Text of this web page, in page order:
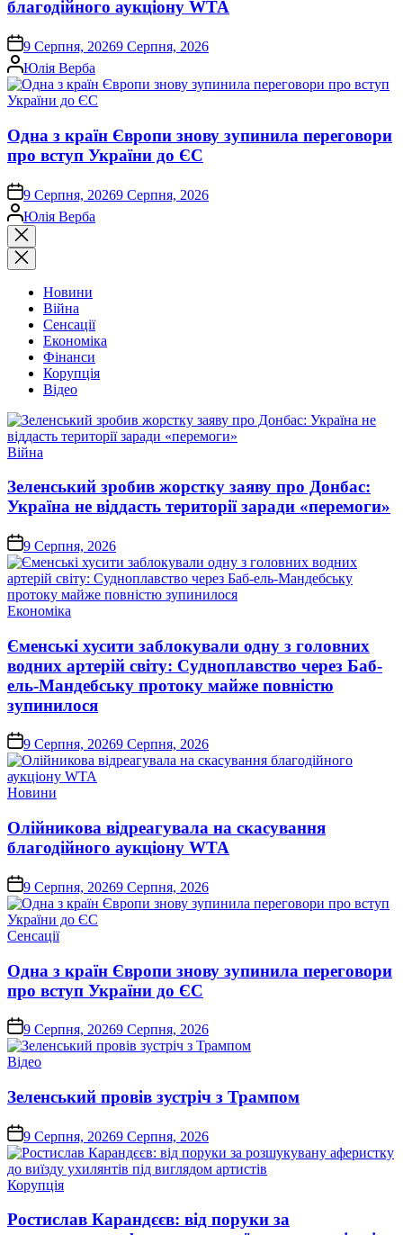
благодійного аукціону WTA
on9 Серпня, 20269 Серпня, 2026
Опубліковано
Юлія Верба
Одна з країн Європи знову зупинила переговори
про вступ України до ЄС
on9 Серпня, 20269 Серпня, 2026
Опубліковано
Юлія Верба
Закрити
пошук
Новини
Війна
Сенсації
Економіка
Фінанси
Корупція
Відео
Опублікувати
Війна
Зеленський зробив жорстку заяву про Донбас:
Україна не віддасть території заради «перемоги»
on9 Серпня, 2026
Опублікувати
Економіка
Єменські хусити заблокували одну з головних
водних артерій світу: Судноплавство через Баб-
ель-Мандебську протоку майже повністю
зупинилося
on9 Серпня, 20269 Серпня, 2026
Опублікувати
Новини
Олійникова відреагувала на скасування
благодійного аукціону WTA
on9 Серпня, 20269 Серпня, 2026
Опублікувати
Сенсації
Одна з країн Європи знову зупинила переговори
про вступ України до ЄС
on9 Серпня, 20269 Серпня, 2026
Опублікувати
Відео
Зеленський провів зустріч з Трампом
on9 Серпня, 20269 Серпня, 2026
Опублікувати
Корупція
Ростислав Карандєєв: від поруки за